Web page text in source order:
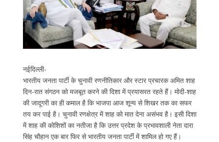
नईदिल्ली-
भारतीय जनता पार्टी के चुनावी रणनीतिकार और स्टार प्रचारक अमित शाह
दिन-रात संगठन को मजबूत करने की दिशा में प्रयासरत रहते हैं। मोदी-शाह
की जादूगरी का ही कमाल है कि भाजपा आज शून्य से शिखर तक का सफर
तय कर पाई है। चुनावी रणक्षेत्र में शाह को मात देना असंभव है। इसी दिशा
में शाह की कोशिशों का नतीजा है कि उत्तर प्रदेश के प्रभावशाली नेता दारा
सिंह चौहान एक बार फिर से भारतीय जनता पार्टी में शामिल हो गए हैं।